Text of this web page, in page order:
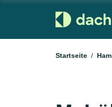
Startseite